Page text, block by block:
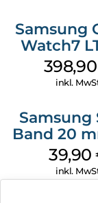
Samsung
Watch7
mm
398,90
inkl.
Samsung
Band 20
Galaxy
Serie
39,90
inkl.